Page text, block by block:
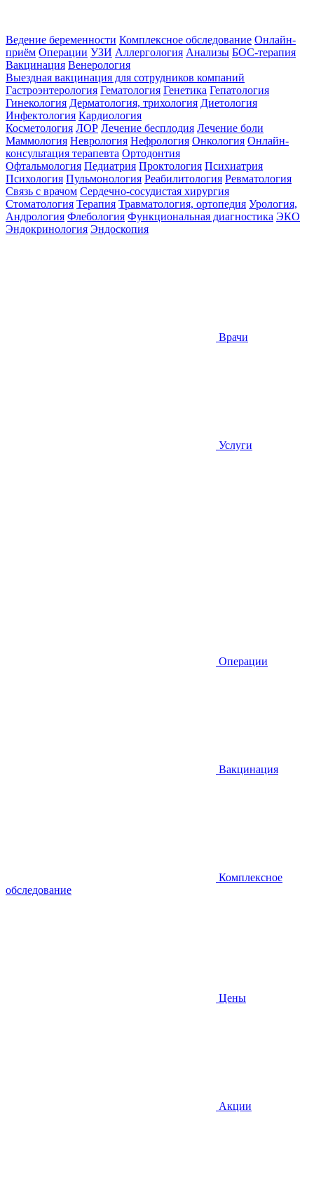
Ведение беременности Комплексное обследование Онлайн-
приём Операции УЗИ Аллергология Анализы БОС-терапия
Вакцинация Венерология
Выездная вакцинация для сотрудников компаний
Гастроэнтерология Гематология Генетика Гепатология
Гинекология Дерматология, трихология Диетология
Инфектология Кардиология
Косметология ЛОР Лечение бесплодия Лечение боли
Маммология Неврология Нефрология Онкология Онлайн-
консультация терапевта Ортодонтия
Офтальмология Педиатрия Проктология Психиатрия
Психология Пульмонология Реабилитология Ревматология
Связь с врачом Сердечно-сосудистая хирургия
Стоматология Терапия Травматология, ортопедия Урология,
Андрология Флебология Функциональная диагностика ЭКО
Эндокринология Эндоскопия
Врачи
Услуги
Операции
Вакцинация
Комплексное
обследование
Цены
Акции